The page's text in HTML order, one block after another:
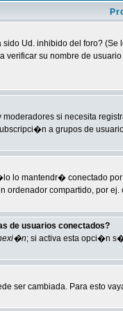
Ud. inhibido del foro?
su nombre de
si necesita
a grupos de
lo mantendr� conectado
ordenador compartido, por
de usuarios conectados?
; si activa esta opci�n
ser cambiada. Para esto